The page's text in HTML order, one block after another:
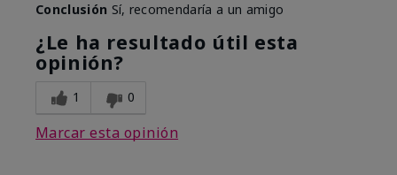
Conclusión Sí, recomendaría a un amigo
¿Le ha resultado útil esta
opinión?
1 0
Marcar esta opinión